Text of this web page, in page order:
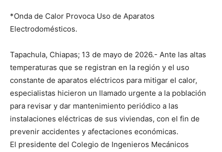
*Onda de Calor Provoca Uso de Aparatos
Electrodomésticos.
Tapachula, Chiapas; 13 de mayo de 2026.- Ante las altas
temperaturas que se registran en la región y el uso
constante de aparatos eléctricos para mitigar el calor,
especialistas hicieron un llamado urgente a la población
para revisar y dar mantenimiento periódico a las
instalaciones eléctricas de sus viviendas, con el fin de
prevenir accidentes y afectaciones económicas.
El presidente del Colegio de Ingenieros Mecánicos